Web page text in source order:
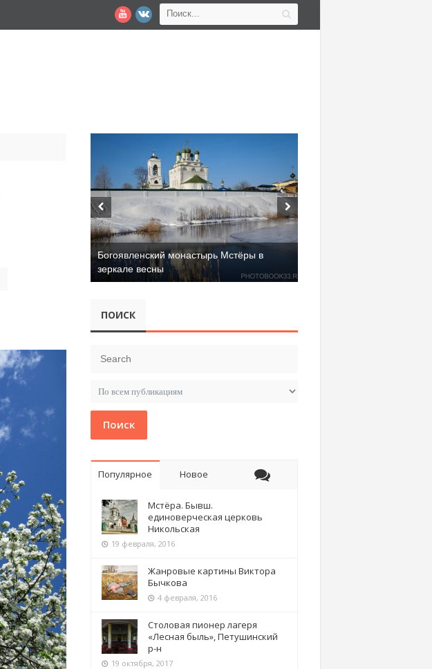
Богоявленский монастырь Мстёры в
зеркале весны
ПОИСК
Поиск
Популярное Новое
Мстёра. Бывш.
единоверческая церковь
Никольская
19 февраля, 2016
Жанровые картины Виктора
Бычкова
4 февраля, 2016
Столовая пионер лагеря
«Лесная быль», Петушинский
р-н
19 октября, 2017